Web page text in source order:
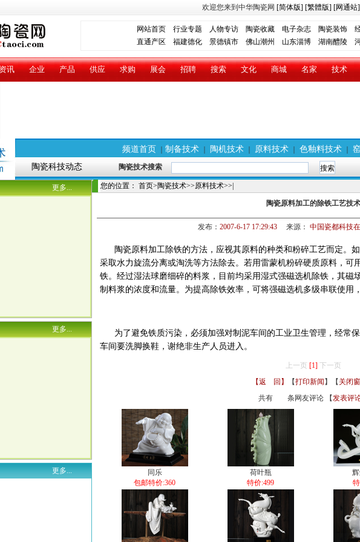
欢迎您来到中华陶瓷网 [简体版] [繁體版] [网通站]
网站首页 行业专题 人物专访 陶瓷收藏 电子杂志 陶瓷装饰
直通产区 福建德化 景德镇市 佛山潮州 山东淄博 湖南醴陵
讯 企业 产品 供应 求购 展会 招聘 搜索 文化 商城 名家 技术
频道首页 制备技术 陶机技术 原料技术 色釉料技术
陶瓷科技动态
陶瓷技术搜索
更多...
更多...
更多...
您的位置： 首页>陶瓷技术>>原料技术>>|
陶瓷原料加工的除铁工艺技术
发布： 2007-6-17 17:29:43 来源： 中国瓷都科技
陶瓷原料加工除铁的方法，应视其原料的种类和粉碎工艺而定。
采取水力旋流分离或淘洗等方法除去。若用雷蒙机粉碎硬质原料，可
铁。经过湿法球磨细碎的料浆，目前均采用湿式强磁选机除铁，其磁
制料浆的浓度和流量。为提高除铁效率，可将强磁选机多级串联使用
为了避免铁质污染，必须加强对制泥车间的工业卫生管理，经常
车间要洗脚换鞋，谢绝非生产人员进入。
上一页 [1] 下一页
【返 回】
【打印新闻 】【 关闭
共有
条网友评论 【发表评
同乐
包邮特价:360
荷叶瓶
特价:499